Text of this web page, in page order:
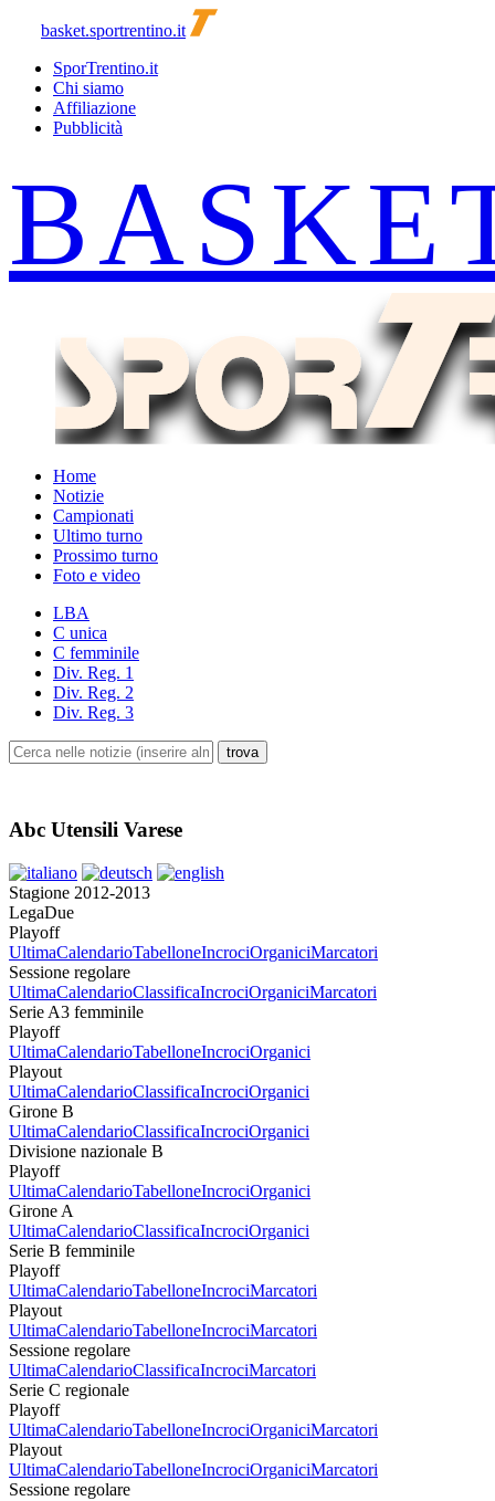
basket.sportrentino.it
SporTrentino.it
Chi siamo
Affiliazione
Pubblicità
Home
Notizie
Campionati
Ultimo turno
Prossimo turno
Foto e video
LBA
C unica
C femminile
Div. Reg. 1
Div. Reg. 2
Div. Reg. 3
Abc Utensili Varese
Stagione 2012-2013
LegaDue
Playoff
UltimaCalendarioTabelloneIncrociOrganiciMarcatori
Sessione regolare
UltimaCalendarioClassificaIncrociOrganiciMarcatori
Serie A3 femminile
Playoff
UltimaCalendarioTabelloneIncrociOrganici
Playout
UltimaCalendarioClassificaIncrociOrganici
Girone B
UltimaCalendarioClassificaIncrociOrganici
Divisione nazionale B
Playoff
UltimaCalendarioTabelloneIncrociOrganici
Girone A
UltimaCalendarioClassificaIncrociOrganici
Serie B femminile
Playoff
UltimaCalendarioTabelloneIncrociMarcatori
Playout
UltimaCalendarioTabelloneIncrociMarcatori
Sessione regolare
UltimaCalendarioClassificaIncrociMarcatori
Serie C regionale
Playoff
UltimaCalendarioTabelloneIncrociOrganiciMarcatori
Playout
UltimaCalendarioTabelloneIncrociOrganiciMarcatori
Sessione regolare